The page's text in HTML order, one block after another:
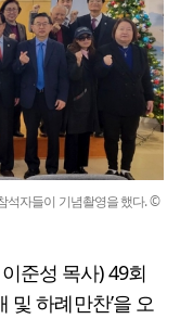
석자들이 기념촬영을 했다. ©
준성 목사) 49회
및 하례만찬’을 오